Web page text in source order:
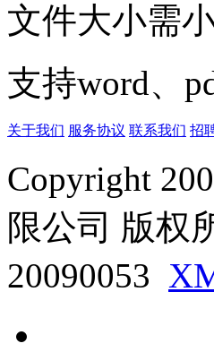
文件大小需
支持word、
关于我们 服务协议 联系我们 招
Copyright
限公司 版权
20090053